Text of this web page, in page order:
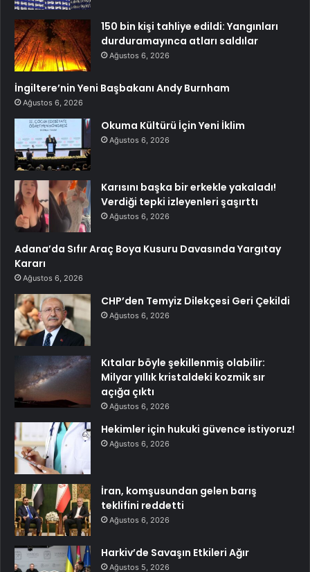
150 bin kişi tahliye edildi: Yangınları
durduramayınca atları saldılar
Ağustos 6, 2026
İngiltere’nin Yeni Başbakanı Andy Burnham
Ağustos 6, 2026
Okuma Kültürü İçin Yeni İklim
Ağustos 6, 2026
Karısını başka bir erkekle yakaladı!
Verdiği tepki izleyenleri şaşırttı
Ağustos 6, 2026
Adana’da Sıfır Araç Boya Kusuru Davasında Yargıtay
Kararı
Ağustos 6, 2026
CHP’den Temyiz Dilekçesi Geri Çekildi
Ağustos 6, 2026
Kıtalar böyle şekillenmiş olabilir:
Milyar yıllık kristaldeki kozmik sır
açığa çıktı
Ağustos 6, 2026
Hekimler için hukuki güvence istiyoruz!
Ağustos 6, 2026
İran, komşusundan gelen barış
teklifini reddetti
Ağustos 6, 2026
Harkiv’de Savaşın Etkileri Ağır
Ağustos 5, 2026